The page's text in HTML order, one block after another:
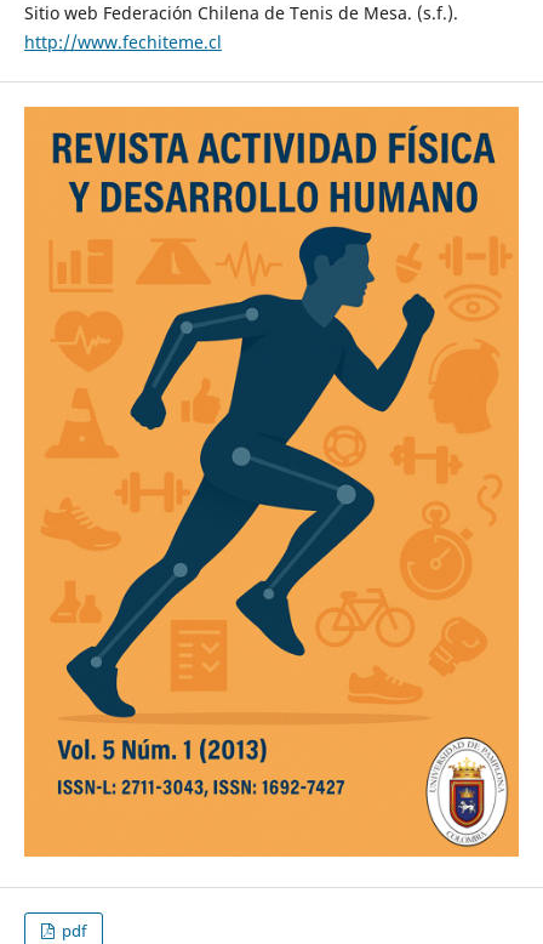
Sitio web Federación Chilena de Tenis de Mesa. (s.f.).
http://www.fechiteme.cl
pdf